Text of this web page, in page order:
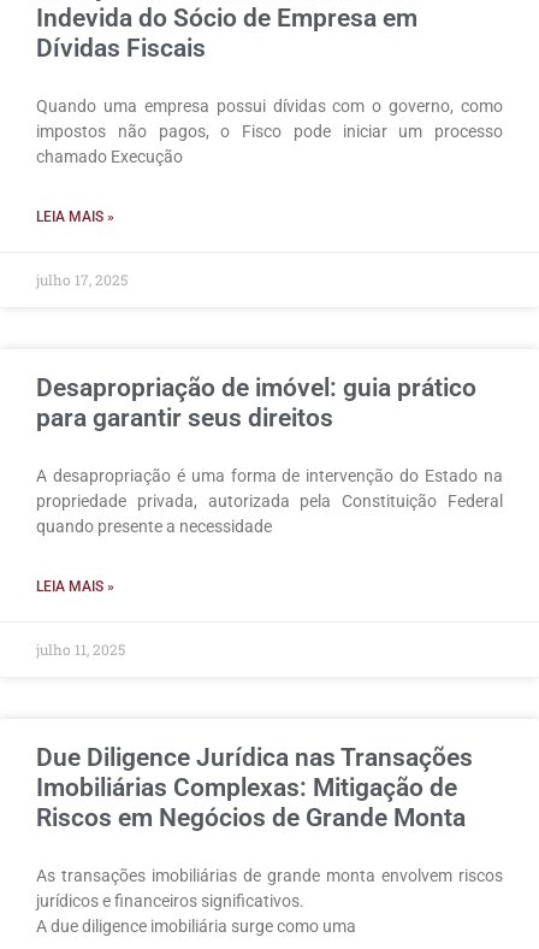
Indevida do Sócio de Empresa em
Dívidas Fiscais
Quando uma empresa possui dívidas com o governo, como
impostos não pagos, o Fisco pode iniciar um processo
chamado Execução
LEIA MAIS »
julho 17, 2025
Desapropriação de imóvel: guia prático
para garantir seus direitos
A desapropriação é uma forma de intervenção do Estado na
propriedade privada, autorizada pela Constituição Federal
quando presente a necessidade
LEIA MAIS »
julho 11, 2025
Due Diligence Jurídica nas Transações
Imobiliárias Complexas: Mitigação de
Riscos em Negócios de Grande Monta
As transações imobiliárias de grande monta envolvem riscos
jurídicos e financeiros significativos.
A due diligence imobiliária surge como uma